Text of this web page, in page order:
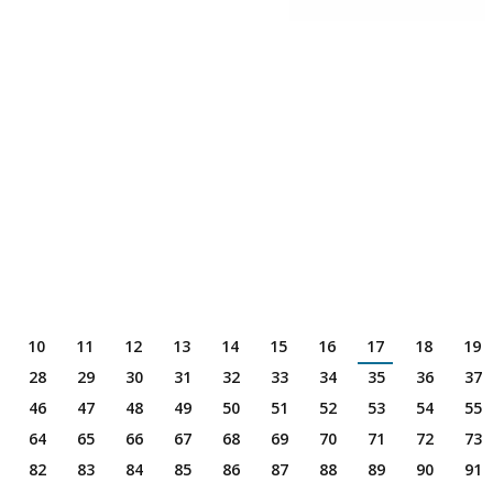
10 11 12 13 14 15 16 17 18
19
28
29 30 31 32 33 34 35 36
37
46
47 48 49 50 51 52 53 54
55
64
65 66 67 68 69 70 71 72
73
82
83 84 85 86 87 88 89 90
91